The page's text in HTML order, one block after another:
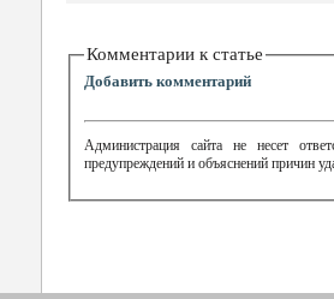
Комментарии к статье
Добавить комментарий
Администрация сайта не несет
предупреждений и объяснений причин